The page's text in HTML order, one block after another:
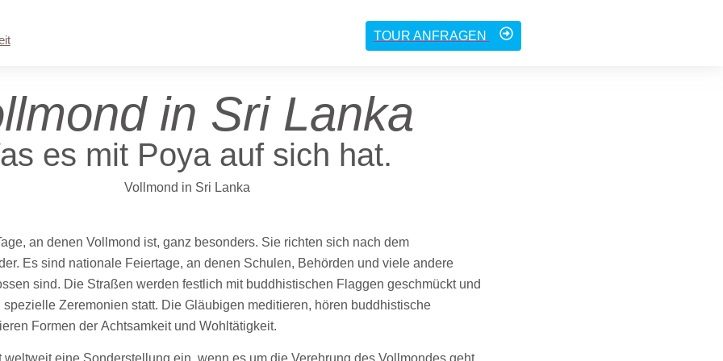
TOUR ANFRAGEN
in Sri Lanka
es mit Poya auf sich hat.
an denen Vollmond ist, ganz besonders. Sie richten sich nach dem
Es sind nationale Feiertage, an denen Schulen, Behörden und viele andere
sind. Die Straßen werden festlich mit buddhistischen Flaggen geschmückt und
spezielle Zeremonien statt. Die Gläubigen meditieren, hören buddhistische
Formen der Achtsamkeit und Wohltätigkeit.